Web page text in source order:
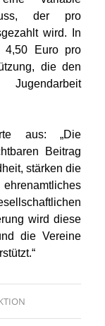
der pro
wird. In
4,50 Euro pro
die den
aus: „Die
Beitrag
stärken die
wird diese
die Vereine